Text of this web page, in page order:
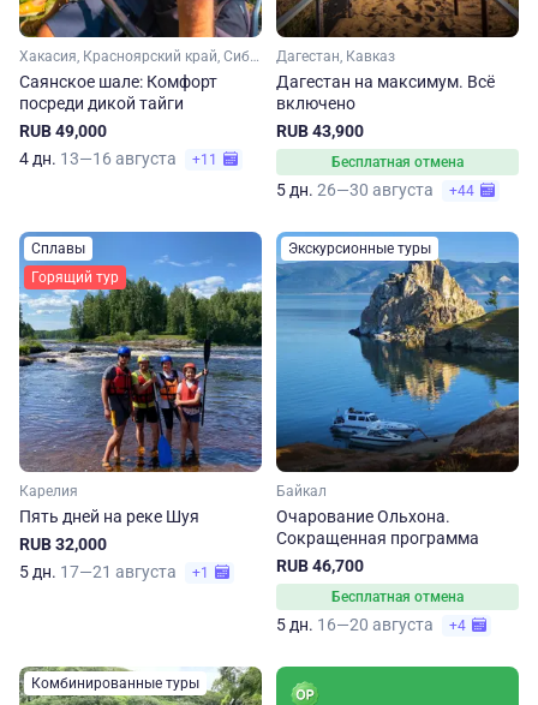
Хакасия, Красноярский край, Сибирь
Саянское шале: Комфорт
посреди дикой тайги
RUB 49,000
4 дн. 13—16 августа +11
Дагестан, Кавказ
Дагестан на максимум. Вcё
включено
RUB 43,900
Бесплатная отмена
5 дн. 26—30 августа +44
Сплавы
Горящий тур
Карелия
Пять дней на реке Шуя
RUB 32,000
5 дн. 17—21 августа +1
Экскурсионные туры
Байкал
Очарование Ольхона.
Сокращенная программа
RUB 46,700
Бесплатная отмена
5 дн. 16—20 августа +4
Комбинированные туры